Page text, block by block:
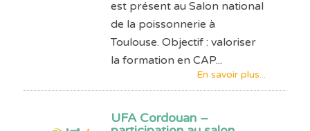
est présent au Salon national
de la poissonnerie à
Toulouse. Objectif : valoriser
la formation en CAP...
En savoir plus...
UFA Cordouan –